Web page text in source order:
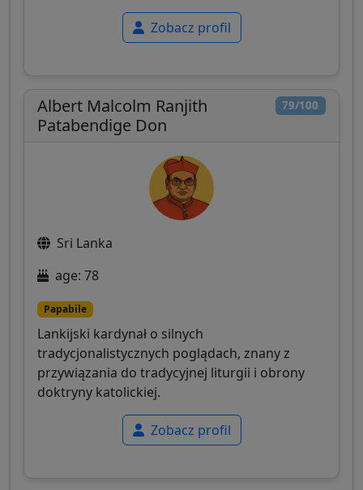
Zobacz profil
79/100
Albert Malcolm Ranjith
Patabendige Don
Sri Lanka
age: 78
Papabile
Lankijski kardynał o silnych
tradycjonalistycznych poglądach, znany z
przywiązania do tradycyjnej liturgii i obrony
doktryny katolickiej.
Zobacz profil